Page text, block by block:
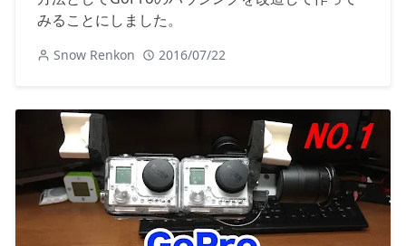
みることにしました。
Snow Renkon 2016/07/22